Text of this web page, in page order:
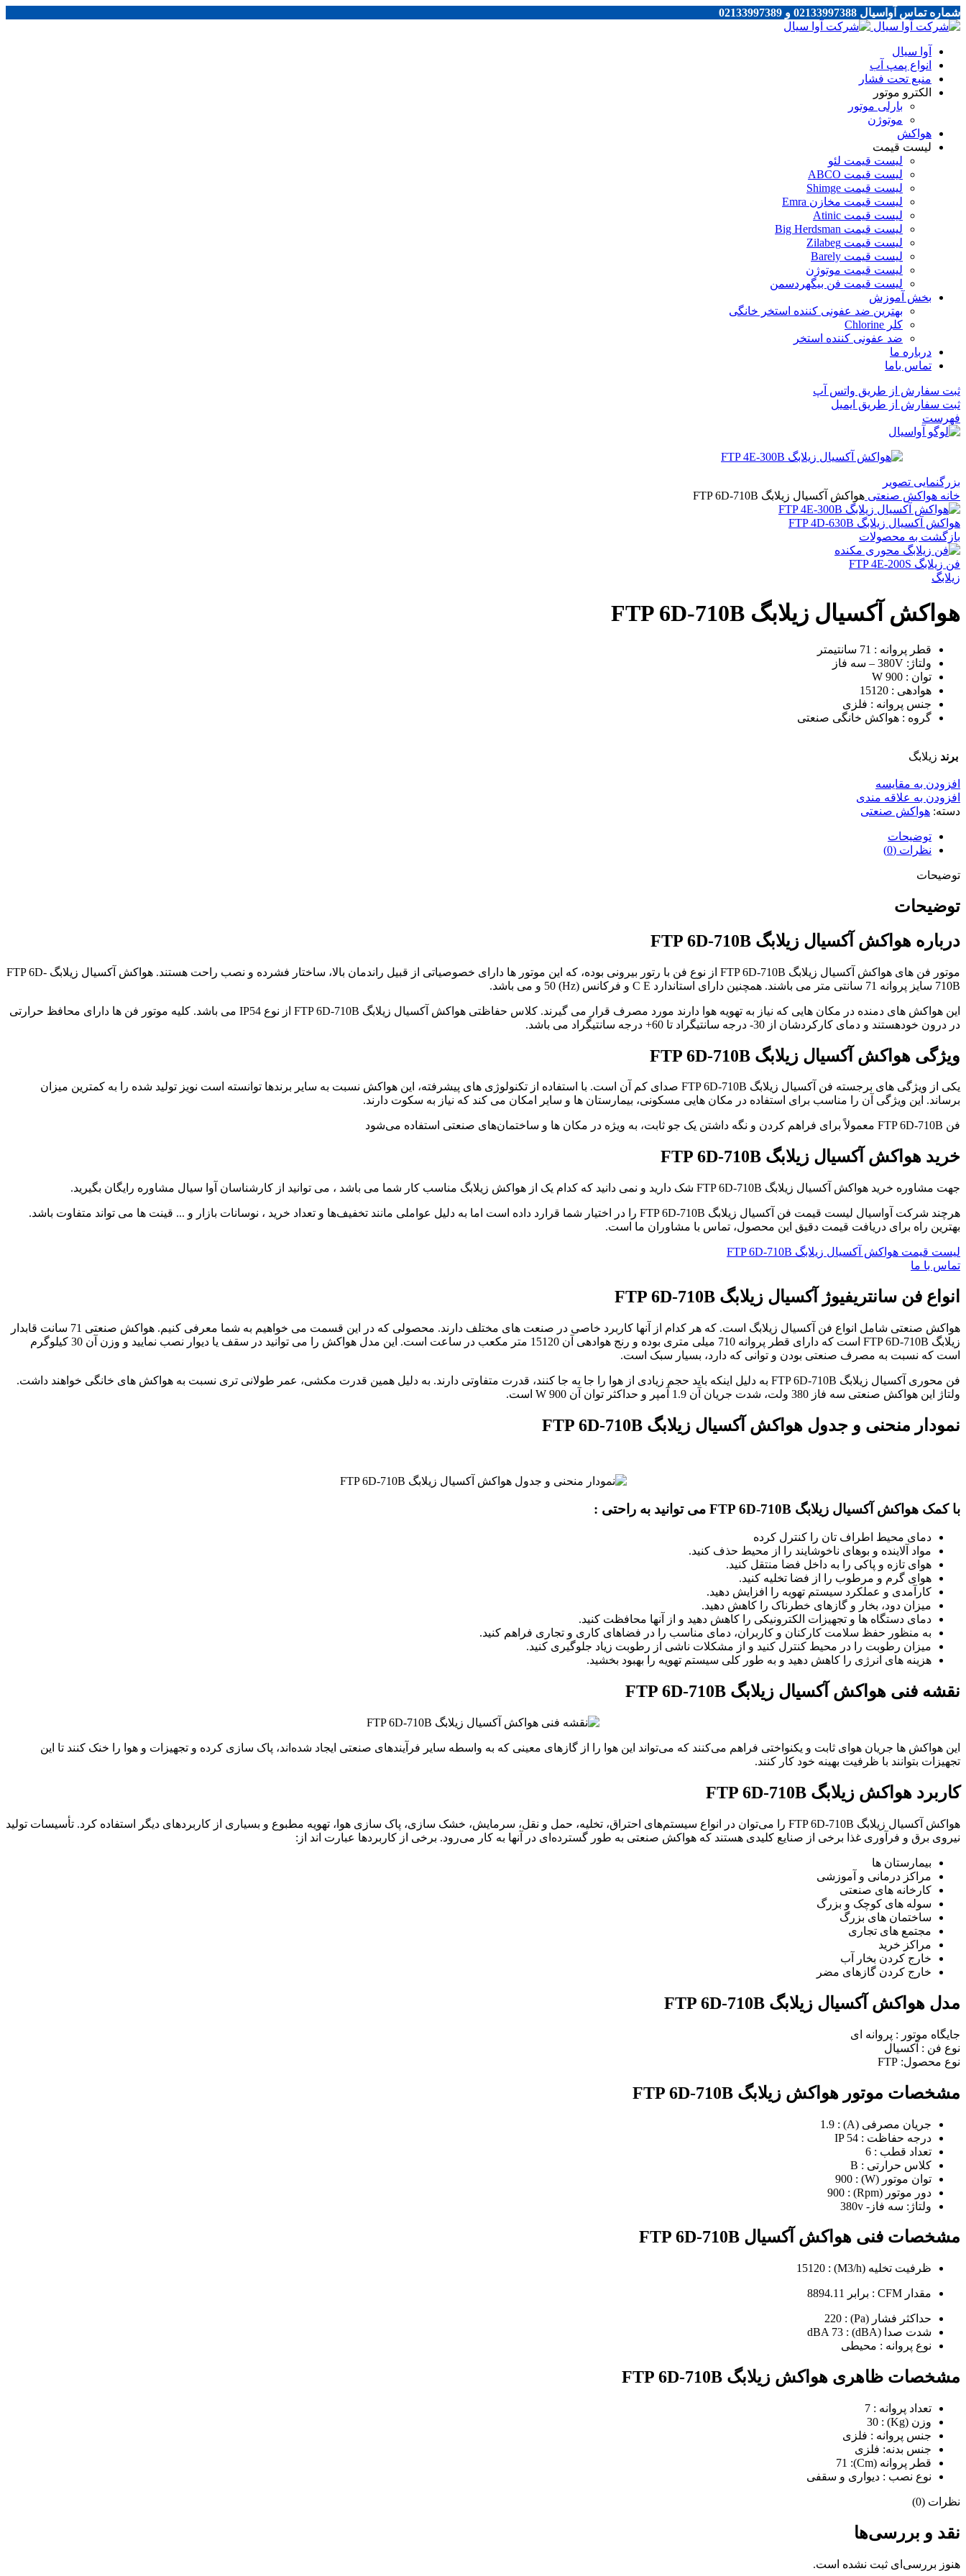
شماره تماس آواسیال 02133997388 و 02133997389
آوا سیال
انواع پمپ آب
منبع تحت فشار
الکترو موتور
بارلی موتور
موتوژن
هواکش
لیست قیمت
لیست قیمت لئو
لیست قیمت ABCO
لیست قیمت Shimge
لیست قیمت مخازن Emra
لیست قیمت Atinic
لیست قیمت Big Herdsman
لیست قیمت Zilabeg
لیست قیمت Barely
لیست قیمت موتوژن
لیست قیمت فن بیگهردسمن
بخش آموزش
بهترین ضد عفونی کننده استخر خانگی
کلر Chlorine
ضد عفونی کننده استخر
درباره ما
تماس باما
ثبت سفارش از طریق واتس آپ
ثبت سفارش از طریق ایمیل
فهرست
بزرگنمایی تصویر
خانه هواکش صنعتی هواکش آکسیال زیلابگ FTP 6D-710B
هواکش آکسیال زیلابگ FTP 4D-630B
بازگشت به محصولات
فن زیلابگ FTP 4E-200S
زیلابگ
هواکش آکسیال زیلابگ FTP 6D-710B
قطر پروانه : 71 سانتیمتر
ولتاژ: 380V – سه فاز
توان : 900 W
هوادهی : 15120
جنس پروانه : فلزی
گروه : هواکش خانگی صنعتی
برند زیلابگ
افزودن به مقایسه
افزودن به علاقه مندی
دسته: هواکش صنعتی
توضیحات
نظرات (0)
توضیحات
توضیحات
درباره هواکش آکسیال زیلابگ FTP 6D-710B
موتور فن های هواکش آکسیال زیلابگ FTP 6D-710B از نوع فن با رتور بیرونی بوده، که این موتور ها دارای خصوصیاتی از قبیل راندمان بالا، ساختار فشرده و نصب راحت هستند. هواکش آکسیال زیلابگ FTP 6D-
710B سایز پروانه 71 سانتی متر می باشند. همچنین دارای استاندارد C E و فرکانس (Hz) 50 و می باشد.
این هواکش های دمنده در مکان هایی که نیاز به تهویه هوا دارند مورد مصرف قرار می گیرند. کلاس حفاظتی هواکش آکسیال زیلابگ FTP 6D-710B از نوع IP54 می باشد. کلیه موتور فن ها دارای محافظ حرارتی
در درون خودهستند و دمای کارکردشان از 30- درجه سانتیگراد تا 60+ درجه سانتیگراد می باشد.
ویژگی هواکش آکسیال زیلابگ FTP 6D-710B
یکی از ویژگی های برجسته فن آکسیال زیلابگ FTP 6D-710B صدای کم آن است. با استفاده از تکنولوژی های پیشرفته، این هواکش نسبت به سایر برندها توانسته است نویز تولید شده را به کمترین میزان
برساند. این ویژگی آن را مناسب برای استفاده در مکان هایی مسکونی، بیمارستان ها و سایر امکان می کند که نیاز به سکوت دارند.
فن FTP 6D-710B معمولاً برای فراهم کردن و نگه داشتن یک جو ثابت، به‌ ویژه در مکان‌ ها و ساختمان‌های صنعتی استفاده می‌شود
خرید هواکش آکسیال زیلابگ FTP 6D-710B
جهت مشاوره خرید هواکش آکسیال زیلابگ FTP 6D-710B شک دارید و نمی دانید که کدام یک از هواکش زیلابگ مناسب کار شما می باشد ، می توانید از کارشناسان آوا سیال مشاوره رایگان بگیرید.
هرچند شرکت آواسیال لیست قیمت فن آکسیال زیلابگ FTP 6D-710B را در اختیار شما قرارد داده است اما به دلیل عواملی مانند تخفیف‌ها و تعداد خرید ، نوسانات بازار و ... قینت ها می تواند متفاوت باشد.
بهترین راه برای دریافت قیمت دقیق این محصول، تماس با مشاوران ما است.
لیست قیمت هواکش آکسیال زیلابگ FTP 6D-710B
تماس با ما
انواع فن سانتریفیوژ آکسیال زیلابگ FTP 6D-710B
هواکش صنعتی شامل انواع فن آکسیال زیلابگ است. که هر کدام از آنها کاربرد خاصی در صنعت های مختلف دارند. محصولی که در این قسمت می خواهیم به شما معرفی کنیم. هواکش صنعتی 71 سانت قابدار
زیلابگ FTP 6D-710B است که دارای قطر پروانه 710 میلی متری بوده و رنج هوادهی آن 15120 متر مکعب در ساعت است. این مدل هواکش را می توانید در سقف یا دیوار نصب نمایید و وزن آن 30 کیلوگرم
است که نسبت به مصرف صنعتی بودن و توانی که دارد، بسیار سبک است.
فن محوری آکسیال زیلابگ FTP 6D-710B به دلیل اینکه باید حجم زیادی از هوا را جا به جا کنند، قدرت متفاوتی دارند. به دلیل همین قدرت مکشی، عمر طولانی تری نسبت به هواکش های خانگی خواهند داشت.
ولتاژ این هواکش صنعتی سه فاز 380 ولت، شدت جریان آن 1.9 آمپر و حداکثر توان آن 900 W است.
نمودار منحنی و جدول هواکش آکسیال زیلابگ FTP 6D-710B
با کمک هواکش آکسیال زیلابگ FTP 6D-710B می توانید به راحتی :
دمای محیط اطراف تان را کنترل کرده
مواد آلاینده و بوهای ناخوشایند را از محیط حذف کنید.
هوای تازه و پاکی را به داخل فضا منتقل کنید.
هوای گرم و مرطوب را از فضا تخلیه کنید.
کارآمدی و عملکرد سیستم تهویه را افزایش دهید.
میزان دود، بخار و گازهای خطرناک را کاهش دهید.
دمای دستگاه ها و تجهیزات الکترونیکی را کاهش دهید و از آنها محافظت کنید.
به منظور حفظ سلامت کارکنان و کاربران، دمای مناسب را در فضاهای کاری و تجاری فراهم کنید.
میزان رطوبت را در محیط کنترل کنید و از مشکلات ناشی از رطوبت زیاد جلوگیری کنید.
هزینه های انرژی را کاهش دهید و به طور کلی سیستم تهویه را بهبود بخشید.
نقشه فنی هواکش آکسیال زیلابگ FTP 6D-710B
این هواکش ها جریان هوای ثابت و یکنواختی فراهم می‌کنند که می‌تواند این هوا را از گازهای معینی که به واسطه سایر فرآیندهای صنعتی ایجاد شده‌اند، پاک‌ سازی کرده و تجهیزات و هوا را خنک کنند تا این
تجهیزات بتوانند با ظرفیت بهینه خود کار کنند.
کاربرد هواکش زیلابگ FTP 6D-710B
هواکش آکسیال زیلابگ FTP 6D-710B را می‌توان در انواع سیستم‌های احتراق، تخلیه، حمل و نقل، سرمایش، خشک سازی، پاک سازی هوا، تهویه مطبوع و بسیاری از کاربردهای دیگر استفاده کرد. تأسیسات تولید
نیروی برق و فرآوری غذا برخی از صنایع کلیدی هستند که هواکش صنعتی به‌ طور گسترده‌ای در آنها به کار می‌رود. برخی از کاربردها عبارت اند از:
بیمارستان ها
مراکز درمانی و آموزشی
کارخانه های صنعتی
سوله های کوچک و بزرگ
ساختمان های بزرگ
مجتمع های تجاری
مراکز خرید
خارج كردن بخار آب
خارج کردن گازهای مضر
مدل هواکش آکسیال زیلابگ FTP 6D-710B
جایگاه موتور : پروانه ای
نوع فن : آکسیال
نوع محصول: FTP
مشخصات موتور هواکش زیلابگ FTP 6D-710B
جریان مصرفی (A) : 1.9
درجه حفاظت : IP 54
تعداد قطب : 6
کلاس حرارتی : B
توان موتور (W) : 900
دور موتور (Rpm) : 900
ولتاژ: سه فاز- 380v
مشخصات فنی هواکش آکسیال FTP 6D-710B
ظرفیت تخلیه (M3/h) : 15120
مقدار CFM : برابر 8894.11
حداکثر فشار (Pa) : 220
شدت صدا (dBA) : dBA 73
نوع پروانه : محیطی
مشخصات ظاهری هواکش زیلابگ FTP 6D-710B
تعداد پروانه : 7
وزن (Kg) : 30
جنس پروانه : فلزی
جنس بدنه: فلزی
قطر پروانه (Cm): 71
نوع نصب : دیواری و سقفی
نظرات (0)
نقد و بررسی‌ها
هنوز بررسی‌ای ثبت نشده است.